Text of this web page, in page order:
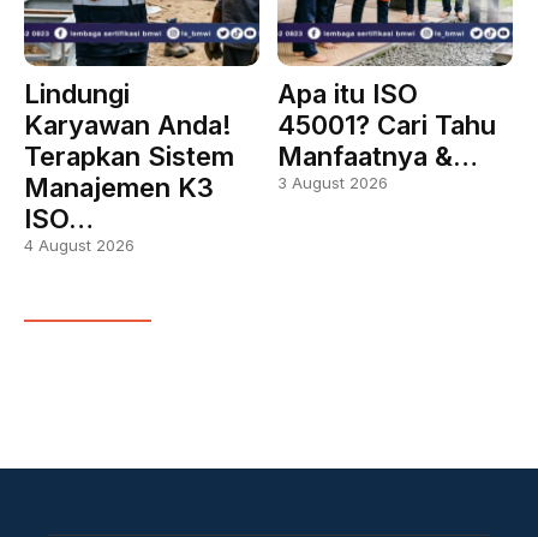
Lindungi
Karyawan Anda!
Terapkan Sistem
Manajemen K3
ISO…
4 August 2026
Apa itu ISO
45001? Cari Tahu
Manfaatnya &…
3 August 2026